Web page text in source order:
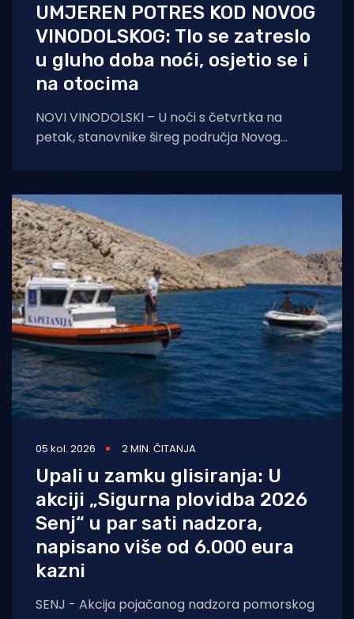
UMJEREN POTRES KOD NOVOG
VINODOLSKOG: Tlo se zatreslo
u gluho doba noći, osjetio se i
na otocima
NOVI VINODOLSKI – U noći s četvrtka na
petak, stanovnike šireg područja Novog
05 kol. 2026 2 MIN. ČITANJA
Upali u zamku glisiranja: U
akciji „Sigurna plovidba 2026
Senj“ u par sati nadzora,
napisano više od 6.000 eura
kazni
SENJ - Akcija pojačanog nadzora pomorskog